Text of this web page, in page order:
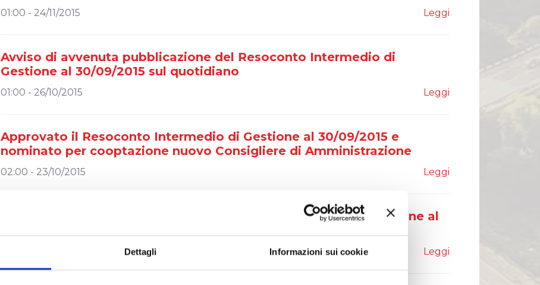
Dettagli Informazioni sui cookie
01:00 - 24/11/2015 Leggi
Avviso di avvenuta pubblicazione del Resoconto Intermedio di
Gestione al 30/09/2015 sul quotidiano
01:00 - 26/10/2015 Leggi
Approvato il Resoconto Intermedio di Gestione al 30/09/2015 e
nominato per cooptazione nuovo Consigliere di Amministrazione
02:00 - 23/10/2015 Leggi
Avviso di avvenuto deposito del Resoconto Intermedio di Gestione al
Leggi